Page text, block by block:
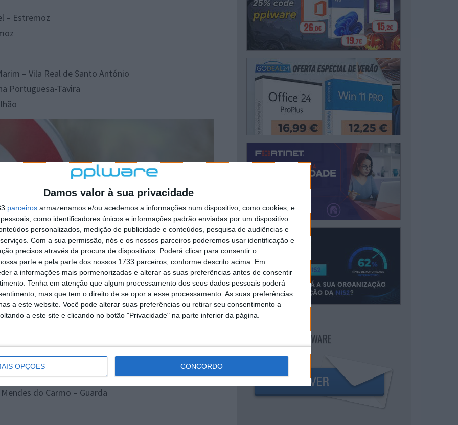
Damos valor à sua privacidade
parceiros armazenamos e/ou acedemos a informações num dispositivo, como cookies, e
como identificadores únicos e informações padrão enviadas por um dispositivo
personalizados, medição de publicidade e conteúdos, pesquisa de audiências e
Com a sua permissão, nós e os nossos parceiros poderemos usar identificação e
precisos através da procura de dispositivos. Poderá clicar para consentir o
parte e pela parte dos nossos 1733 parceiros, conforme descrito acima. Em
a informações mais pormenorizadas e alterar as suas preferências antes de consentir
Tenha em atenção que algum processamento dos seus dados pessoais poderá
mas que tem o direito de se opor a esse processamento. As suas preferências
a este website. Você pode alterar suas preferências ou retirar seu consentimento a
a este site e clicando no botão "Privacidade" na parte inferior da página.
OPÇÕES CONCORDO
– Estremoz
– Vila Real de Santo António
Portuguesa-Tavira
– Gouveia
Guarda- Guarda
do Carmo – Guarda
NEWSLETTER PPLWARE